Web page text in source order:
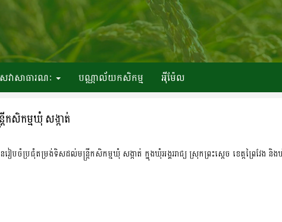
វាសាធារណៈ បណ្ណាល័យកសិកម្ម អ៉ីម៉ែល
កសិកម្មឃុំ សង្កាត់
បចំប្រជុំតម្រង់ទិសដល់មន្ត្រីកសិកម្មឃុំ សង្កាត់ ក្នុងឃុំអង្គររាជ្យ ស្រុកព្រះស្តេច ខេត្តព្រៃវែង